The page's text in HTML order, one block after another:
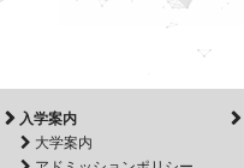
入学案内
大学案内